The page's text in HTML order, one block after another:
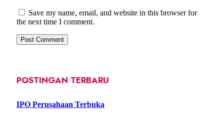
Save my name, email, and website in this browser for
the next time I comment.
POSTINGAN TERBARU
IPO Perusahaan Terbuka